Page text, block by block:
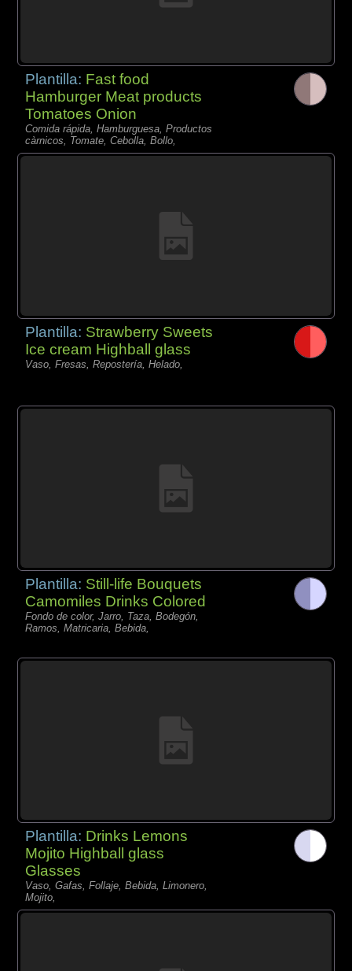
Plantilla: Fast food
Hamburger Meat products
Tomatoes Onion
Comida rápida, Hamburguesa, Productos
càrnicos, Tomate, Cebolla, Bollo,
Plantilla: Strawberry Sweets
Ice cream Highball glass
Vaso, Fresas, Repostería, Helado,
Plantilla: Still-life Bouquets
Camomiles Drinks Colored
Fondo de color, Jarro, Taza, Bodegón,
Ramos, Matricaria, Bebida,
Plantilla: Drinks Lemons
Mojito Highball glass
Glasses
Vaso, Gafas, Follaje, Bebida, Limonero,
Mojito,